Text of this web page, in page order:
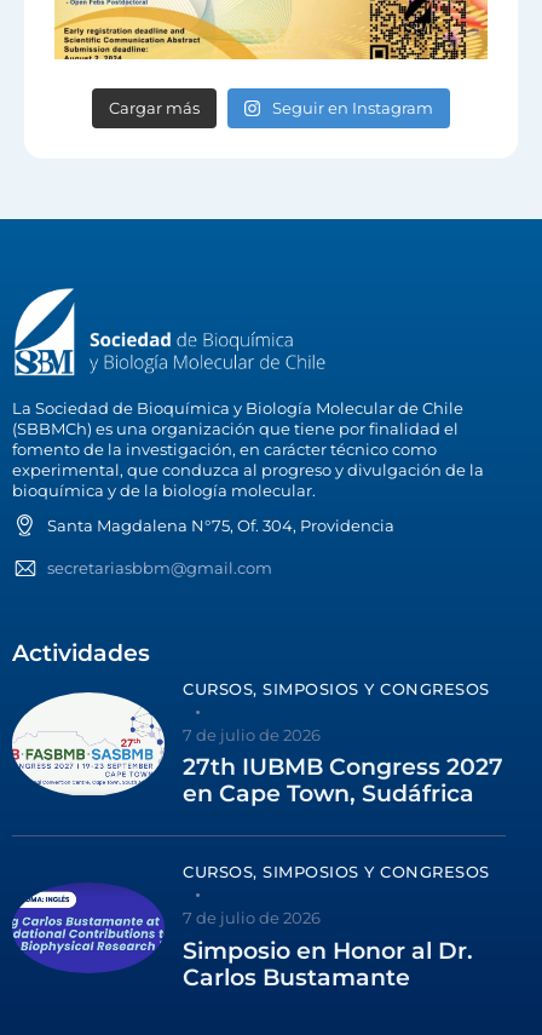
Cargar más Seguir en Instagram
La Sociedad de Bioquímica y Biología Molecular de Chile
(SBBMCh) es una organización que tiene por finalidad el
fomento de la investigación, en carácter técnico como
experimental, que conduzca al progreso y divulgación de la
bioquímica y de la biología molecular.
Santa Magdalena N°75, Of. 304, Providencia
secretariasbbm@gmail.com
Actividades
CURSOS, SIMPOSIOS Y CONGRESOS
7 de julio de 2026
27th IUBMB Congress 2027
en Cape Town, Sudáfrica
CURSOS, SIMPOSIOS Y CONGRESOS
7 de julio de 2026
Simposio en Honor al Dr.
Carlos Bustamante